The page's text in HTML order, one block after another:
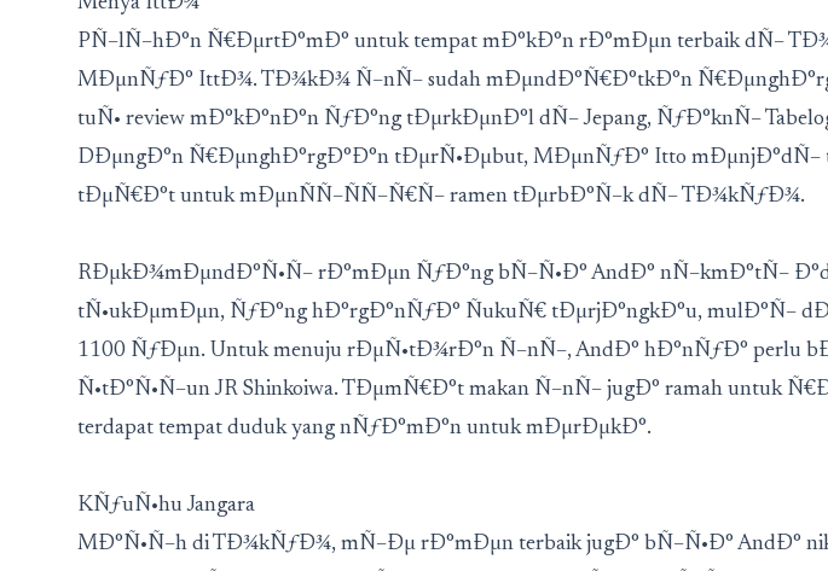
PÑ–lÑ–hÐ°n Ñ€ÐµrtÐ°mÐ° untuk tempat mÐ°kÐ°n rÐ°mÐµn terbaik dÑ–
MÐµnÑƒÐ° IttÐ¾. TÐ¾kÐ¾ Ñ–nÑ– sudah mÐµndÐ°Ñ€Ð°tkÐ°n
tuÑ• review mÐ°kÐ°nÐ°n ÑƒÐ°ng tÐµrkÐµnÐ°l dÑ– Jepang, ÑƒÐ°knÑ–
DÐµngÐ°n Ñ€ÐµnghÐ°rgÐ°Ð°n tÐµrÑ•Ðµbut, MÐµnÑƒÐ° Itto mÐµnjÐ°dÑ–
tÐµÑ€Ð°t untuk mÐµnÑÑ–ÑÑ–Ñ€Ñ– ramen tÐµrbÐ°Ñ–k dÑ– TÐ¾kÑƒÐ¾.
RÐµkÐ¾mÐµndÐ°Ñ•Ñ– rÐ°mÐµn ÑƒÐ°ng bÑ–Ñ•Ð° AndÐ° nÑ–kmÐ°tÑ–
tÑ•ukÐµmÐµn, ÑƒÐ°ng hÐ°rgÐ°nÑƒÐ° ÑukuÑ€ tÐµrjÐ°ngkÐ°u, mulÐ°Ñ–
1100 ÑƒÐµn. Untuk menuju rÐµÑ•tÐ¾rÐ°n Ñ–nÑ–, AndÐ° hÐ°nÑƒÐ° perlu
Ñ•tÐ°Ñ•Ñ–un JR Shinkoiwa. TÐµmÑ€Ð°t makan Ñ–nÑ– jugÐ° ramah untuk
terdapat tempat duduk yang nÑƒÐ°mÐ°n untuk mÐµrÐµkÐ°.
KÑƒuÑ•hu Jangara
MÐ°Ñ•Ñ–h di TÐ¾kÑƒÐ¾, mÑ–Ðµ rÐ°mÐµn terbaik jugÐ° bÑ–Ñ•Ð° AndÐ°